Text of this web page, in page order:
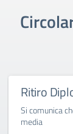
Ritiro
Si comunica
media